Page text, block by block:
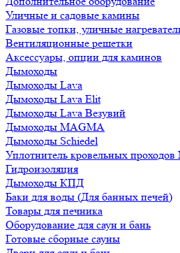
Уличные и садовые камины
Газовые топки, уличные
Вентиляционные решетки
Аксессуары, опции для каминов
Дымоходы
Дымоходы Lava
Дымоходы Lava Elit
Дымоходы Lava Везувий
Дымоходы MAGMA
Дымоходы Schiedel
Уплотнитель кровельных проходов
Гидроизоляция
Дымоходы КПД
Баки для воды (Для банных печей)
Товары для печника
Оборудование для саун и бань
Готовые сборные сауны